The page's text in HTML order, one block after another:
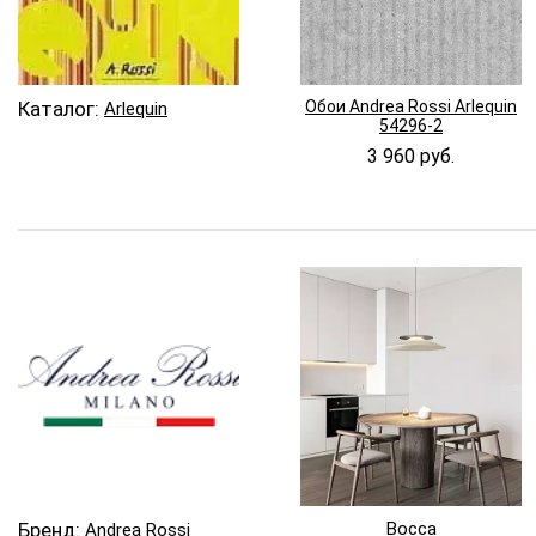
Каталог: Arlequin
Обои Andrea Rossi Arlequin
54296-2
3 960 руб.
Бренд: Andrea Rossi Bocca